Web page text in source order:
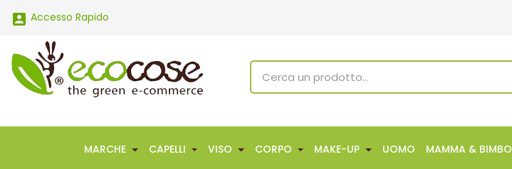
 Accesso Rapido
MARCHE CAPELLI VISO CORPO MAKE-UP UOMO MAMMA & BIMBO